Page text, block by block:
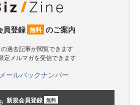
員登録 無料 のご案内
の過去記事が閲覧できます
定メルマガを受信できます
メールバックナンバー
新規会員登録 無料